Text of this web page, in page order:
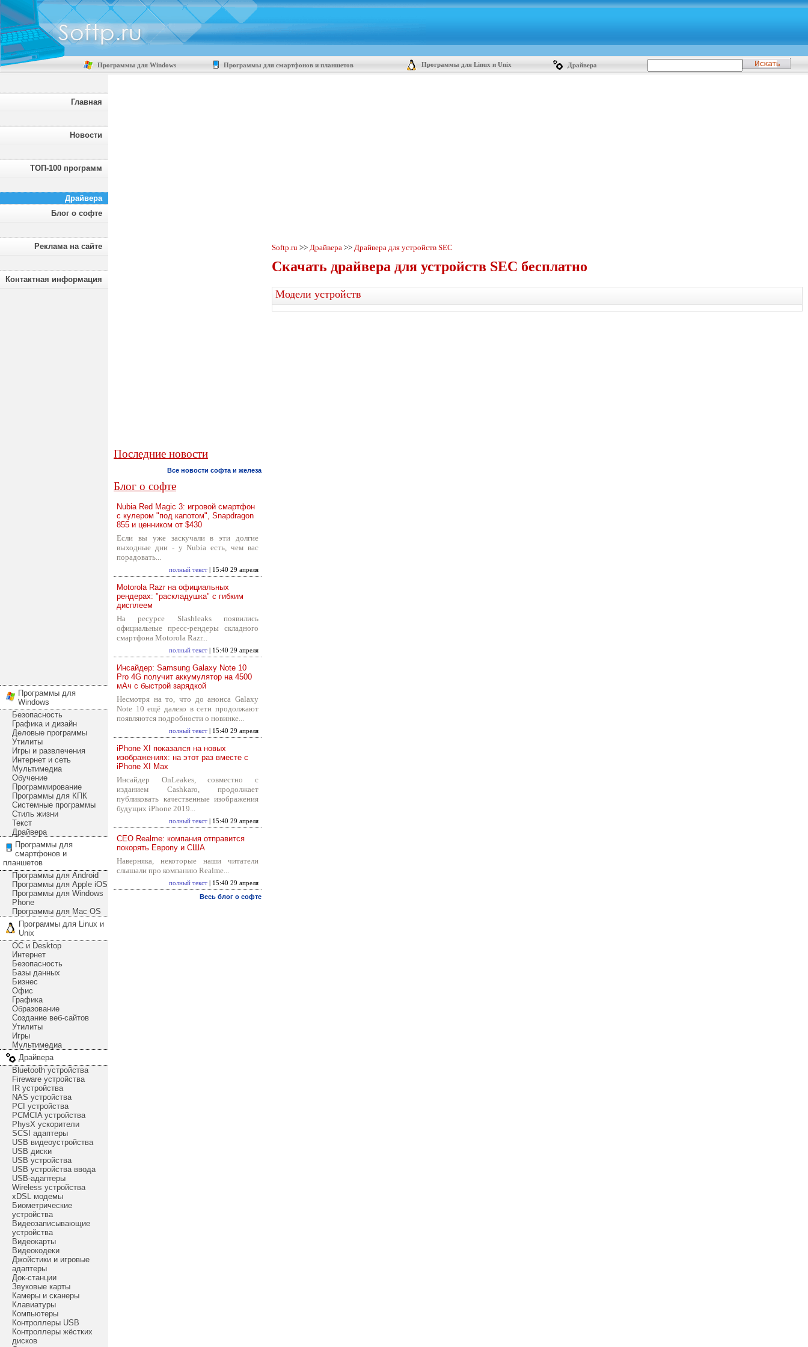
Программы для Windows Программы для смартфонов и планшетов Программы для Linux и Unix Драйвера
Главная
Новости
ТОП-100 программ
Драйвера
Блог о софте
Реклама на сайте
Контактная информация
Программы для
Windows
Безопасность
Графика и дизайн
Деловые программы
Утилиты
Игры и развлечения
Интернет и сеть
Мультимедиа
Обучение
Программирование
Программы для КПК
Системные программы
Стиль жизни
Текст
Драйвера
Программы для
смартфонов и
планшетов
Программы для Android
Программы для Apple iOS
Программы для Windows
Phone
Программы для Mac OS
Программы для Linux и
Unix
ОС и Desktop
Интернет
Безопасность
Базы данных
Бизнес
Офис
Графика
Образование
Создание веб-сайтов
Утилиты
Игры
Мультимедиа
Драйвера
Bluetooth устройства
Fireware устройства
IR устройства
NAS устройства
PCI устройства
PCMCIA устройства
PhysX ускорители
SCSI адаптеры
USB видеоустройства
USB диски
USB устройства
USB устройства ввода
USB-адаптеры
Wireless устройства
xDSL модемы
Биометрические
устройства
Видеозаписывающие
устройства
Видеокарты
Видеокодеки
Джойстики и игровые
адаптеры
Док-станции
Звуковые карты
Камеры и сканеры
Клавиатуры
Компьютеры
Контроллеры USB
Контроллеры жёстких
дисков
Последние новости
Все новости софта и железа
Блог о софте
Nubia Red Magic 3: игровой смартфон
с кулером "под капотом", Snapdragon
855 и ценником от $430
Если вы уже заскучали в эти долгие
выходные дни - у Nubia есть, чем вас
порадовать...
полный текст | 15:40 29 апреля
Motorola Razr на официальных
рендерах: "раскладушка" с гибким
дисплеем
На ресурсе Slashleaks появились
официальные пресс-рендеры складного
смартфона Motorola Razr...
полный текст | 15:40 29 апреля
Инсайдер: Samsung Galaxy Note 10
Pro 4G получит аккумулятор на 4500
мАч с быстрой зарядкой
Несмотря на то, что до анонса Galaxy
Note 10 ещё далеко в сети продолжают
появляются подробности о новинке...
полный текст | 15:40 29 апреля
iPhone XI показался на новых
изображениях: на этот раз вместе с
iPhone XI Max
Инсайдер OnLeakes, совместно с
изданием Cashkaro, продолжает
публиковать качественные изображения
будущих iPhone 2019...
полный текст | 15:40 29 апреля
CEO Realme: компания отправится
покорять Европу и США
Наверняка, некоторые наши читатели
слышали про компанию Realme...
полный текст | 15:40 29 апреля
Весь блог о софте
Softp.ru >> Драйвера >> Драйвера для устройств SEC
Скачать драйвера для устройств SEC бесплатно
Модели устройств